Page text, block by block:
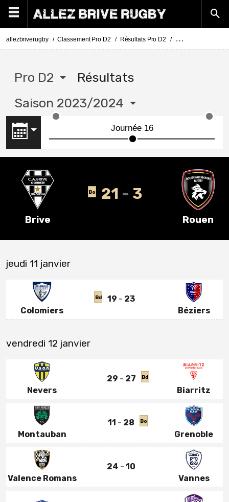
allezbriverugby Classement Pro D2 Résultats Pro D2 Pro D2 résultats
Pro D2
Résultats
Saison 2023/2024
Brive
Bo 21 3
Rouen
jeudi 11 janvier
Colomiers
Bd 19
23
Béziers
vendredi 12 janvier
Nevers
29 27 Bd
Biarritz
Montauban
11 28 Bo
Grenoble
Valence Romans
24
10
Vannes